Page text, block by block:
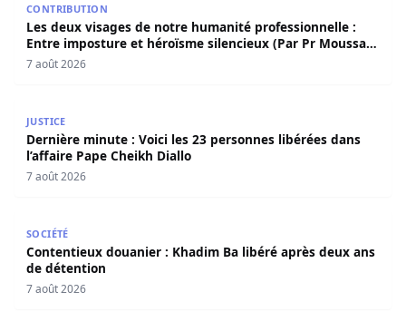
CONTRIBUTION
Les deux visages de notre humanité professionnelle :
Entre imposture et héroïsme silencieux (Par Pr Moussa
Seydi)
7 août 2026
JUSTICE
Dernière minute : Voici les 23 personnes libérées dans
l’affaire Pape Cheikh Diallo
7 août 2026
SOCIÉTÉ
Contentieux douanier : Khadim Ba libéré après deux ans
de détention
7 août 2026